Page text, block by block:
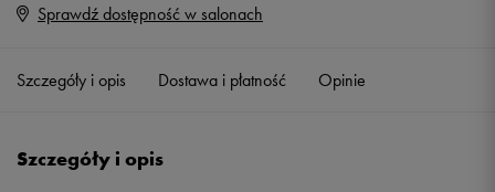
Rozmiary EU
Sprawdź dostępność w salonach
Szczegóły i opis Dostawa i płatność Opinie
Szczegóły i opis